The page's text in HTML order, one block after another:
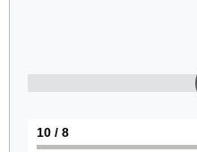
8
/ 10